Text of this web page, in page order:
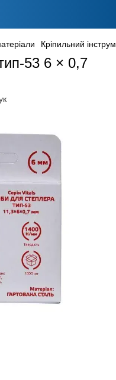
Кріпильний
53 6 × 0,7